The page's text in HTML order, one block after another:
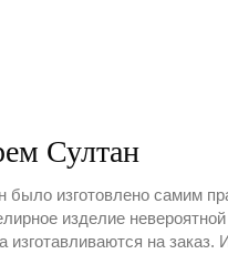
Султан
изготовлено самим
изделие
изготавливаются на